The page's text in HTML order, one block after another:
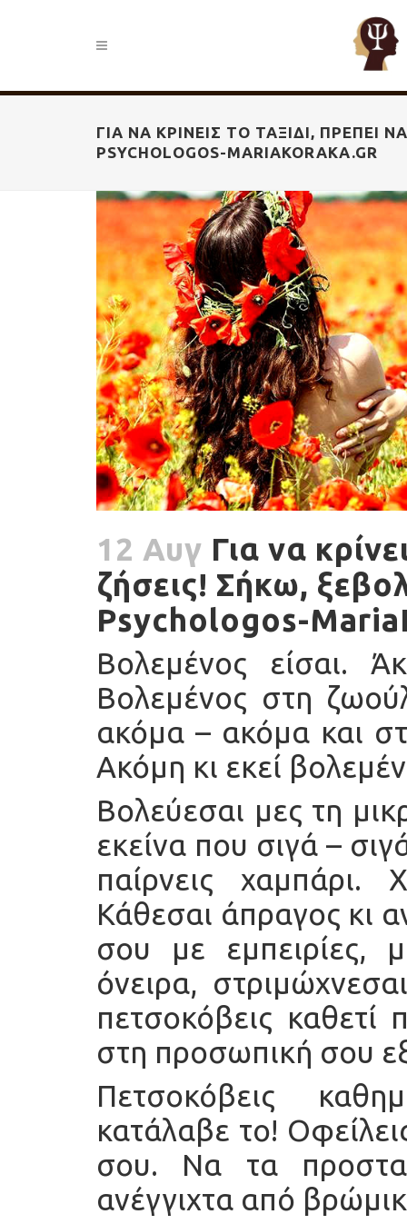
ΓΙΑ ΝΑ ΚΡΊΝΕΙΣ ΤΟ ΤΑΞΊΔΙ,
PSYCHOLOGOS-MARIAKORAKA.GR
12 Αυγ Για να
ζήσεις! Σήκω,
Psychologos-
Βολεμένος είσαι.
Βολεμένος στη
ακόμα – ακόμα και
Ακόμη κι εκεί
Βολεύεσαι μες τη
εκείνα που σιγά –
παίρνεις χαμπάρι.
Κάθεσαι άπραγος κι
σου με εμπειρίες,
όνειρα,
πετσοκόβεις
στη προσωπική σου
Πετσοκόβεις
κατάλαβε το!
σου. Να τα
ανέγγιχτα από